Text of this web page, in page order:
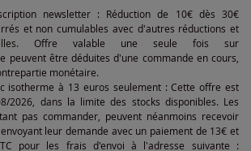
newsletter : Réduction de 10€ dès 30€
et non cumulables avec d'autres réductions et
Offre valable une seule fois sur
peuvent être déduites d'une commande en cours,
monétaire.
isotherme à 13 euros seulement : Cette offre est
2026, dans la limite des stocks disponibles. Les
pas commander, peuvent néanmoins recevoir
leur demande avec un paiement de 13€ et
pour les frais d'envoi à l'adresse suivante :